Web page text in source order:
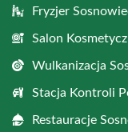
Fryzjer
Salon
Wulkanizacja
Stacja Kontroli
Restauracje